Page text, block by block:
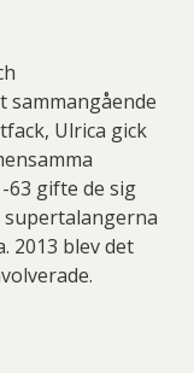
sammangående
Ulrica gick
63 gifte de sig
supertalangerna
2013 blev det